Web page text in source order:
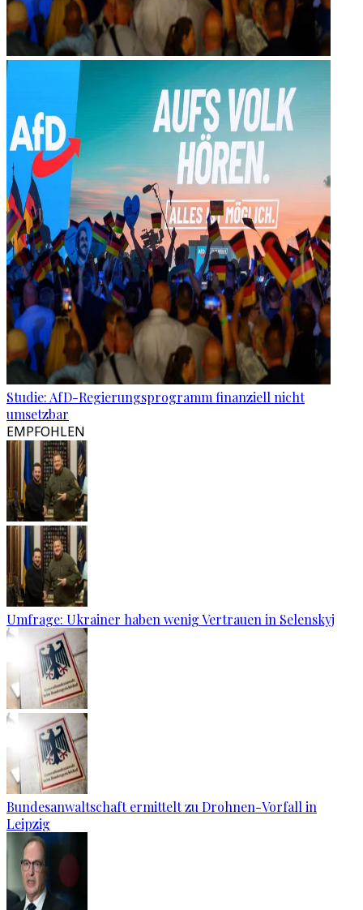
Studie: AfD-Regierungsprogramm finanziell nicht
umsetzbar
EMPFOHLEN
Umfrage: Ukrainer haben wenig Vertrauen in Selenskyj
Bundesanwaltschaft ermittelt zu Drohnen-Vorfall in
Leipzig